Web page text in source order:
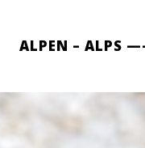
ALPEN – ALPS